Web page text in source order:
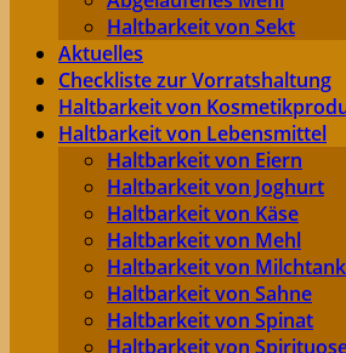
Haltbarkeit von Sekt
Aktuelles
Checkliste zur Vorratshaltung
Haltbarkeit von
Haltbarkeit von Lebensmittel
Haltbarkeit von Eiern
Haltbarkeit von Joghurt
Haltbarkeit von Käse
Haltbarkeit von Mehl
Haltbarkeit von
Haltbarkeit von Sahne
Haltbarkeit von Spinat
Haltbarkeit von